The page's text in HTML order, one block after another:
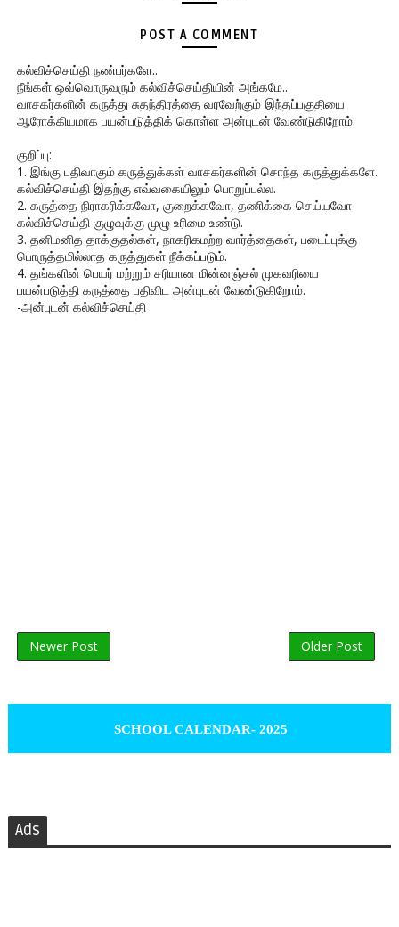
POST A COMMENT
கல்விச்செய்தி நண்பர்களே..
நீங்கள் ஒவ்வொருவரும் கல்விச்செய்தியின் அங்கமே..
வாசகர்களின் கருத்து சுதந்திரத்தை வரவேற்கும் இந்தப்பகுதியை
ஆரோக்கியமாக பயன்படுத்திக் கொள்ள அன்புடன் வேண்டுகிறோம்.
குறிப்பு:
1. இங்கு பதிவாகும் கருத்துக்கள் வாசகர்களின் சொந்த கருத்துக்களே.
கல்விச்செய்தி இதற்கு எவ்வகையிலும் பொறுப்பல்ல.
2. கருத்தை நிராகரிக்கவோ, குறைக்கவோ, தணிக்கை செய்யவோ
கல்விச்செய்தி குழுவுக்கு முழு உரிமை உண்டு.
3. தனிமனித தாக்குதல்கள், நாகரிகமற்ற வார்த்தைகள், படைப்புக்கு
பொருத்தமில்லாத கருத்துகள் நீக்கப்படும்.
4. தங்களின் பெயர் மற்றும் சரியான மின்னஞ்சல் முகவரியை
பயன்படுத்தி கருத்தை பதிவிட அன்புடன் வேண்டுகிறோம்.
-அன்புடன் கல்விச்செய்தி
Newer Post Older Post
SCHOOL CALENDAR- 2025
Ads